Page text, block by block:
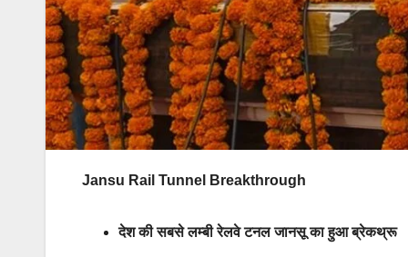
Jansu Rail Tunnel Breakthrough
देश की सबसे लम्बी रेलवे टनल जानसू का हुआ ब्रेकथ्रू